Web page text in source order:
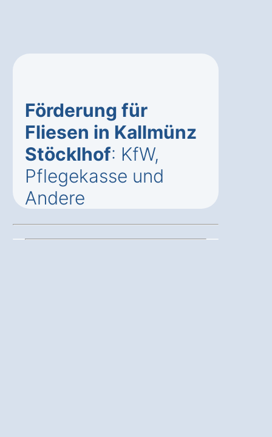
Förderung für
Fliesen in Kallmünz
Stöcklhof: KfW,
Pflegekasse und
Andere